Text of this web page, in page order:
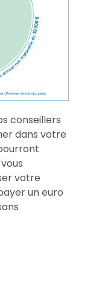
conseillers
dans votre
votre
un euro